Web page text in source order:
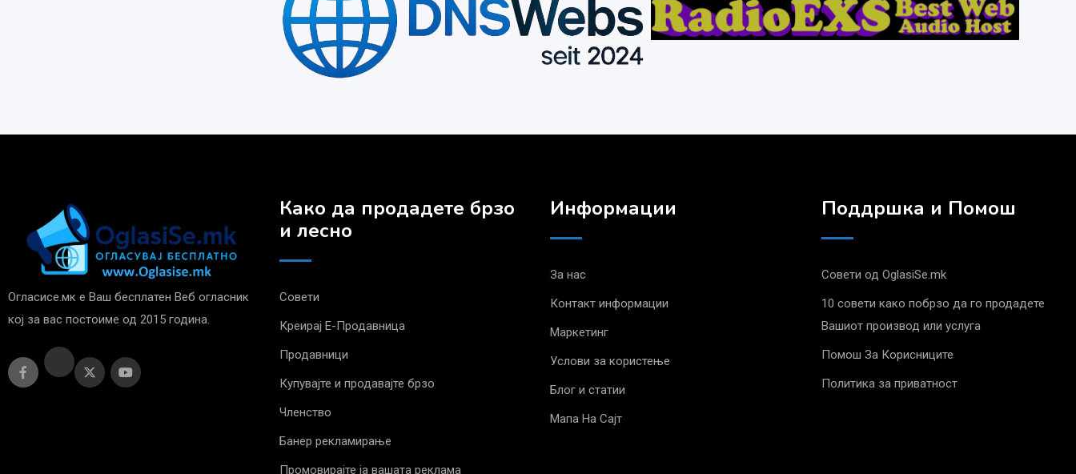
Огласисе.мк е Ваш бесплатен Веб огласник
кој за вас постоиме од 2015 година.
Како да продадете брзо
и лесно
Совети
Креирај Е-Продавница
Продавници
Купувајте и продавајте брзо
Членство
Банер рекламирање
Промовирајте ја вашата реклама
Информации
За нас
Контакт информации
Маркетинг
Услови за користење
Блог и статии
Мапа На Сајт
Поддршка и Помош
Совети од OglasiSe.mk
10 совети како побрзо да го продадете
Вашиот производ или услуга
Помош За Корисниците
Политика за приватност